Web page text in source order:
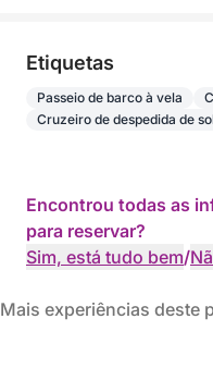
Etiquetas
Passeio de barco à vela
Cruzeiro de despedida de
Encontrou todas as
para reservar?
Sim, está tudo bem/
Mais experiências deste